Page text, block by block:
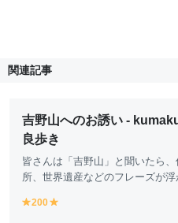
関連記事
吉野山へのお誘い -
良歩き
皆さんは「吉野山」と聞いたら
所、世界遺産などのフレーズが
y
200